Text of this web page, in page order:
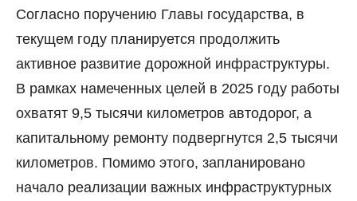
Согласно поручению Главы государства, в
текущем году планируется продолжить
активное развитие дорожной инфраструктуры.
В рамках намеченных целей в 2025 году работы
охватят 9,5 тысячи километров автодорог, а
капитальному ремонту подвергнутся 2,5 тысячи
километров. Помимо этого, запланировано
начало реализации важных инфраструктурных